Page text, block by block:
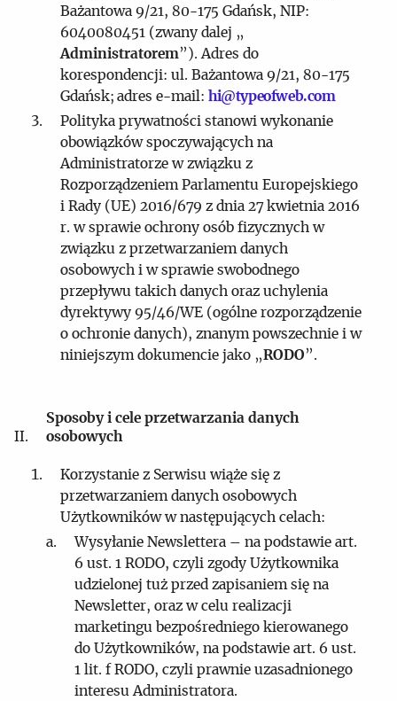
Bażantowa 9/21, 80-175 Gdańsk, NIP:
6040080451 (zwany dalej „
Administratorem”). Adres do
korespondencji: ul. Bażantowa 9/21, 80-175
Gdańsk; adres e-mail: hi@typeofweb.com
Polityka prywatności stanowi wykonanie
obowiązków spoczywających na
Administratorze w związku z
Rozporządzeniem Parlamentu Europejskiego
i Rady (UE) 2016/679 z dnia 27 kwietnia 2016
r. w sprawie ochrony osób fizycznych w
związku z przetwarzaniem danych
osobowych i w sprawie swobodnego
przepływu takich danych oraz uchylenia
dyrektywy 95/46/WE (ogólne rozporządzenie
o ochronie danych), znanym powszechnie i w
niniejszym dokumencie jako „RODO”.
Sposoby i cele przetwarzania danych
osobowych
Korzystanie z Serwisu wiąże się z
przetwarzaniem danych osobowych
Użytkowników w następujących celach:
Wysyłanie Newslettera – na podstawie art.
6 ust. 1 RODO, czyli zgody Użytkownika
udzielonej tuż przed zapisaniem się na
Newsletter, oraz w celu realizacji
marketingu bezpośredniego kierowanego
do Użytkowników, na podstawie art. 6 ust.
1 lit. f RODO, czyli prawnie uzasadnionego
interesu Administratora.